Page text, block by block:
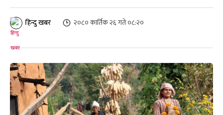
हिन्दु खबर २०८० कार्तिक २६ गते ०८:२०